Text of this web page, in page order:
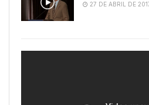
27 DE ABRIL DE